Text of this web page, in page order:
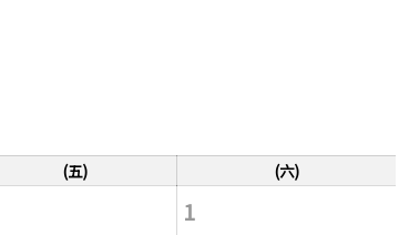
(五) (六)
1